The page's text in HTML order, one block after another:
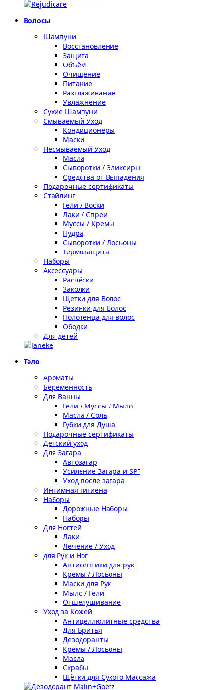
Волосы
Шампуни
Восстановление
Защита
Объём
Очищение
Питание
Разглаживание
Увлажнение
Сухие Шампуни
Смываемый Уход
Кондиционеры
Маски
Несмываемый Уход
Масла
Сыворотки / Эликсиры
Средства от Выпадения
Подарочные сертификаты
Стайлинг
Гели / Воски
Лаки / Спреи
Муссы / Кремы
Пудра
Сыворотки / Лосьоны
Термозащита
Наборы
Аксессуары
Расчёски
Заколки
Щётки для Волос
Резинки для Волос
Полотенца для волос
Ободки
Для детей
Тело
Ароматы
Беременность
Для Ванны
Гели / Муссы / Мыло
Масла / Соль
Губки для Душа
Подарочные сертификаты
Детский уход
Для Загара
Автозагар
Усиление Загара и SPF
Уход после загара
Интимная гигиена
Наборы
Дорожные Наборы
Наборы
Для Ногтей
Лаки
Лечение / Уход
для Рук и Ног
Антисептики для рук
Кремы / Лосьоны
Маски для Рук
Мыло / Гели
Отшелушивание
Уход за Кожей
Антицеллюлитные средства
Для Бритья
Дезодоранты
Кремы / Лосьоны
Масла
Скрабы
Щётки для Сухого Массажа